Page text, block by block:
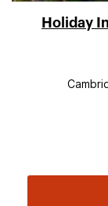
Holiday